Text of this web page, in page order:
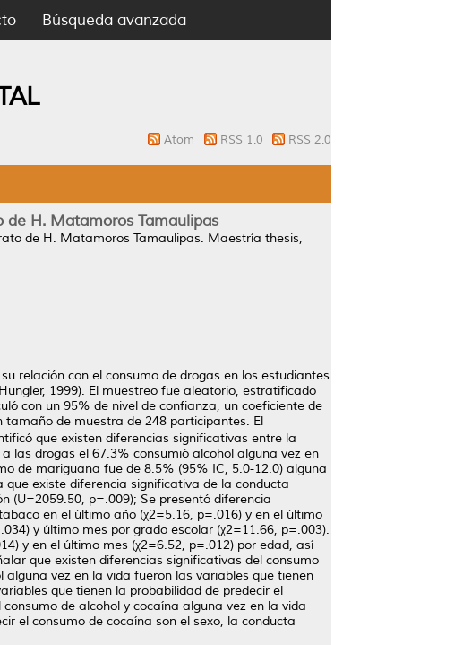
Búsqueda avanzada
Atom RSS 1.0 RSS 2.0
H. Matamoros Tamaulipas
de H. Matamoros Tamaulipas. Maestría thesis,
relación con el consumo de drogas en los estudiantes
1999). El muestreo fue aleatorio, estratificado
con un 95% de nivel de confianza, un coeficiente de
de muestra de 248 participantes. El
que existen diferencias significativas entre la
las drogas el 67.3% consumió alcohol alguna vez en
de mariguana fue de 8.5% (95% IC, 5.0-12.0) alguna
que existe diferencia significativa de la conducta
(U=2059.50, p=.009); Se presentó diferencia
en el último año (χ2=5.16, p=.016) y en el último
y último mes por grado escolar (χ2=11.66, p=.003).
y en el último mes (χ2=6.52, p=.012) por edad, así
que existen diferencias significativas del consumo
vez en la vida fueron las variables que tienen
que tienen la probabilidad de predecir el
de alcohol y cocaína alguna vez en la vida
el consumo de cocaína son el sexo, la conducta